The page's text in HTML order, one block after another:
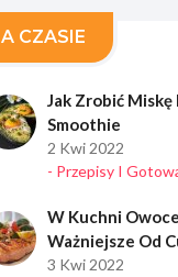
CZASIE
Jak Zrobić Miskę
Smoothie
2 Kwi 2022
- Przepisy I
W Kuchni
Ważniejsze Od
3 Kwi 2022